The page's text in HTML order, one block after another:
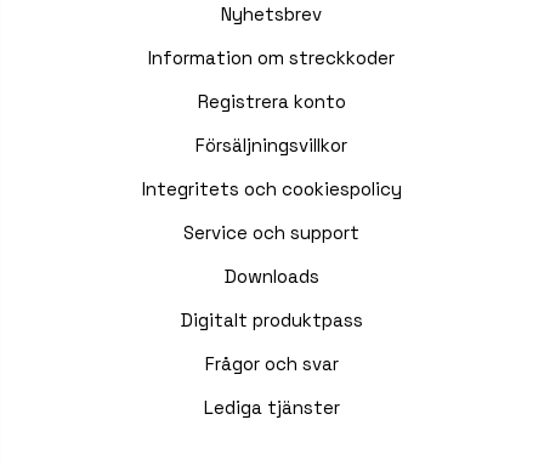
Nyhetsbrev
Information om streckkoder
Registrera konto
Försäljningsvillkor
Integritets och cookiespolicy
Service och support
Downloads
Digitalt produktpass
Frågor och svar
Lediga tjänster